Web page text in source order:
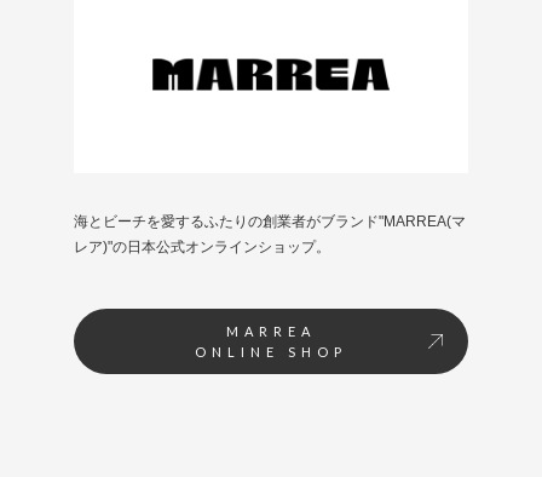
海とビーチを愛するふたりの創業者がブランド"MARREA(マ
レア)"の日本公式オンラインショップ。
MARREA
ONLINE SHOP